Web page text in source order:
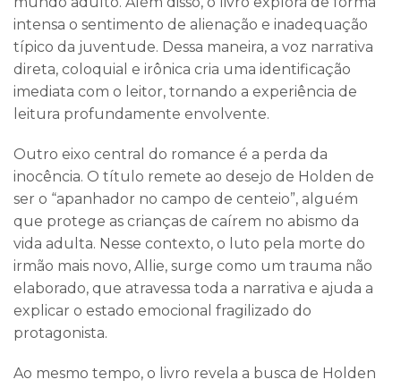
intensa o sentimento de alienação e inadequação
típico da juventude. Dessa maneira, a voz narrativa
direta, coloquial e irônica cria uma identificação
imediata com o leitor, tornando a experiência de
leitura profundamente envolvente.
Outro eixo central do romance é a perda da
inocência. O título remete ao desejo de Holden de
ser o “apanhador no campo de centeio”, alguém
que protege as crianças de caírem no abismo da
vida adulta. Nesse contexto, o luto pela morte do
irmão mais novo, Allie, surge como um trauma não
elaborado, que atravessa toda a narrativa e ajuda a
explicar o estado emocional fragilizado do
protagonista.
Ao mesmo tempo, o livro revela a busca de Holden